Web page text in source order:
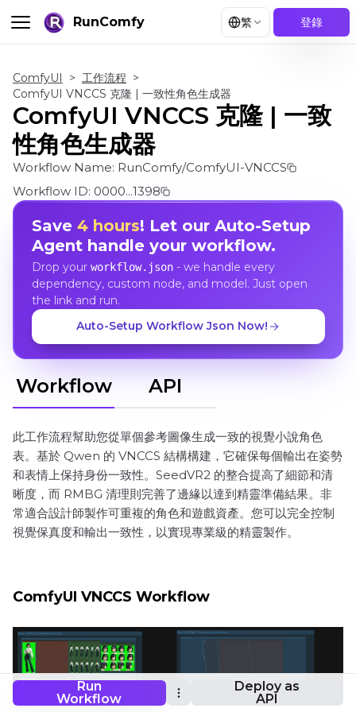
RunComfy 繁 登錄
Run
Workflow
Deploy as
API
ComfyUI > 工作流程 >
ComfyUI VNCCS 克隆 | 一致性角色生成器
ComfyUI VNCCS 克隆 | 一致
性角色生成器
Workflow Name: RunComfy/ComfyUI-VNCCS
Workflow ID: 0000...1398
Save 4 hours! Let our Auto-Setup
Agent handle your workflow.
Drop your workflow.json- we handle every
dependency, custom node, and model. Just open
the link and run.
Auto-Setup Workflow Json Now!
Workflow API
此工作流程幫助您從單個參考圖像生成一致的視覺小說角色
表。基於 Qwen 的 VNCCS 結構構建，它確保每個輸出在姿勢
和表情上保持身份一致性。SeedVR2 的整合提高了細節和清
晰度，而 RMBG 清理則完善了邊緣以達到精靈準備結果。非
常適合設計師製作可重複的角色和遊戲資產。您可以完全控制
視覺保真度和輸出一致性，以實現專業級的精靈製作。
ComfyUI VNCCS Workflow